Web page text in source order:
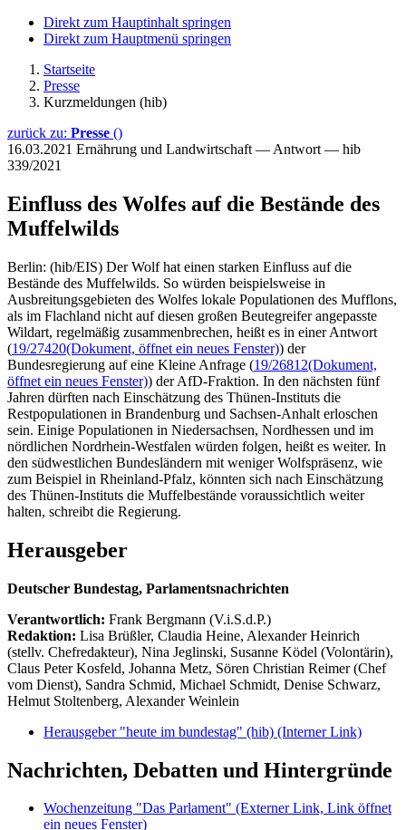
Direkt zum Hauptinhalt springen
Direkt zum Hauptmenü springen
Startseite
Presse
Kurzmeldungen (hib)
zurück zu: Presse ()
16.03.2021 Ernährung und Landwirtschaft — Antwort — hib
339/2021
Einfluss des Wolfes auf die Bestände des
Muffelwilds
Berlin: (hib/EIS) Der Wolf hat einen starken Einfluss auf die
Bestände des Muffelwilds. So würden beispielsweise in
Ausbreitungsgebieten des Wolfes lokale Populationen des Mufflons,
als im Flachland nicht auf diesen großen Beutegreifer angepasste
Wildart, regelmäßig zusammenbrechen, heißt es in einer Antwort
(19/27420(Dokument, öffnet ein neues Fenster)) der
Bundesregierung auf eine Kleine Anfrage (19/26812(Dokument,
öffnet ein neues Fenster)) der AfD-Fraktion. In den nächsten fünf
Jahren dürften nach Einschätzung des Thünen-Instituts die
Restpopulationen in Brandenburg und Sachsen-Anhalt erloschen
sein. Einige Populationen in Niedersachsen, Nordhessen und im
nördlichen Nordrhein-Westfalen würden folgen, heißt es weiter. In
den südwestlichen Bundesländern mit weniger Wolfspräsenz, wie
zum Beispiel in Rheinland-Pfalz, könnten sich nach Einschätzung
des Thünen-Instituts die Muffelbestände voraussichtlich weiter
halten, schreibt die Regierung.
Herausgeber
Deutscher Bundestag, Parlamentsnachrichten
Verantwortlich: Frank Bergmann (V.i.S.d.P.)
Redaktion: Lisa Brüßler, Claudia Heine, Alexander Heinrich
(stellv. Chefredakteur), Nina Jeglinski, Susanne Ködel (Volontärin),
Claus Peter Kosfeld, Johanna Metz, Sören Christian Reimer (Chef
vom Dienst), Sandra Schmid, Michael Schmidt, Denise Schwarz,
Helmut Stoltenberg, Alexander Weinlein
Herausgeber "heute im bundestag" (hib) (Interner Link)
Nachrichten, Debatten und Hintergründe
Wochenzeitung "Das Parlament" (Externer Link, Link öffnet
ein neues Fenster)